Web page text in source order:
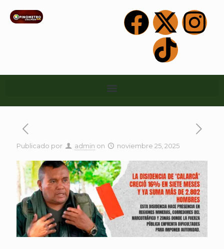
Publicado por admin on noviembre 25, 2025